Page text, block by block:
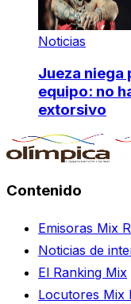
Noticias
Jueza niega
equipo: no
extorsivo
Contenido
Emisoras Mix
Noticias de
El Ranking Mix
Locutores Mix